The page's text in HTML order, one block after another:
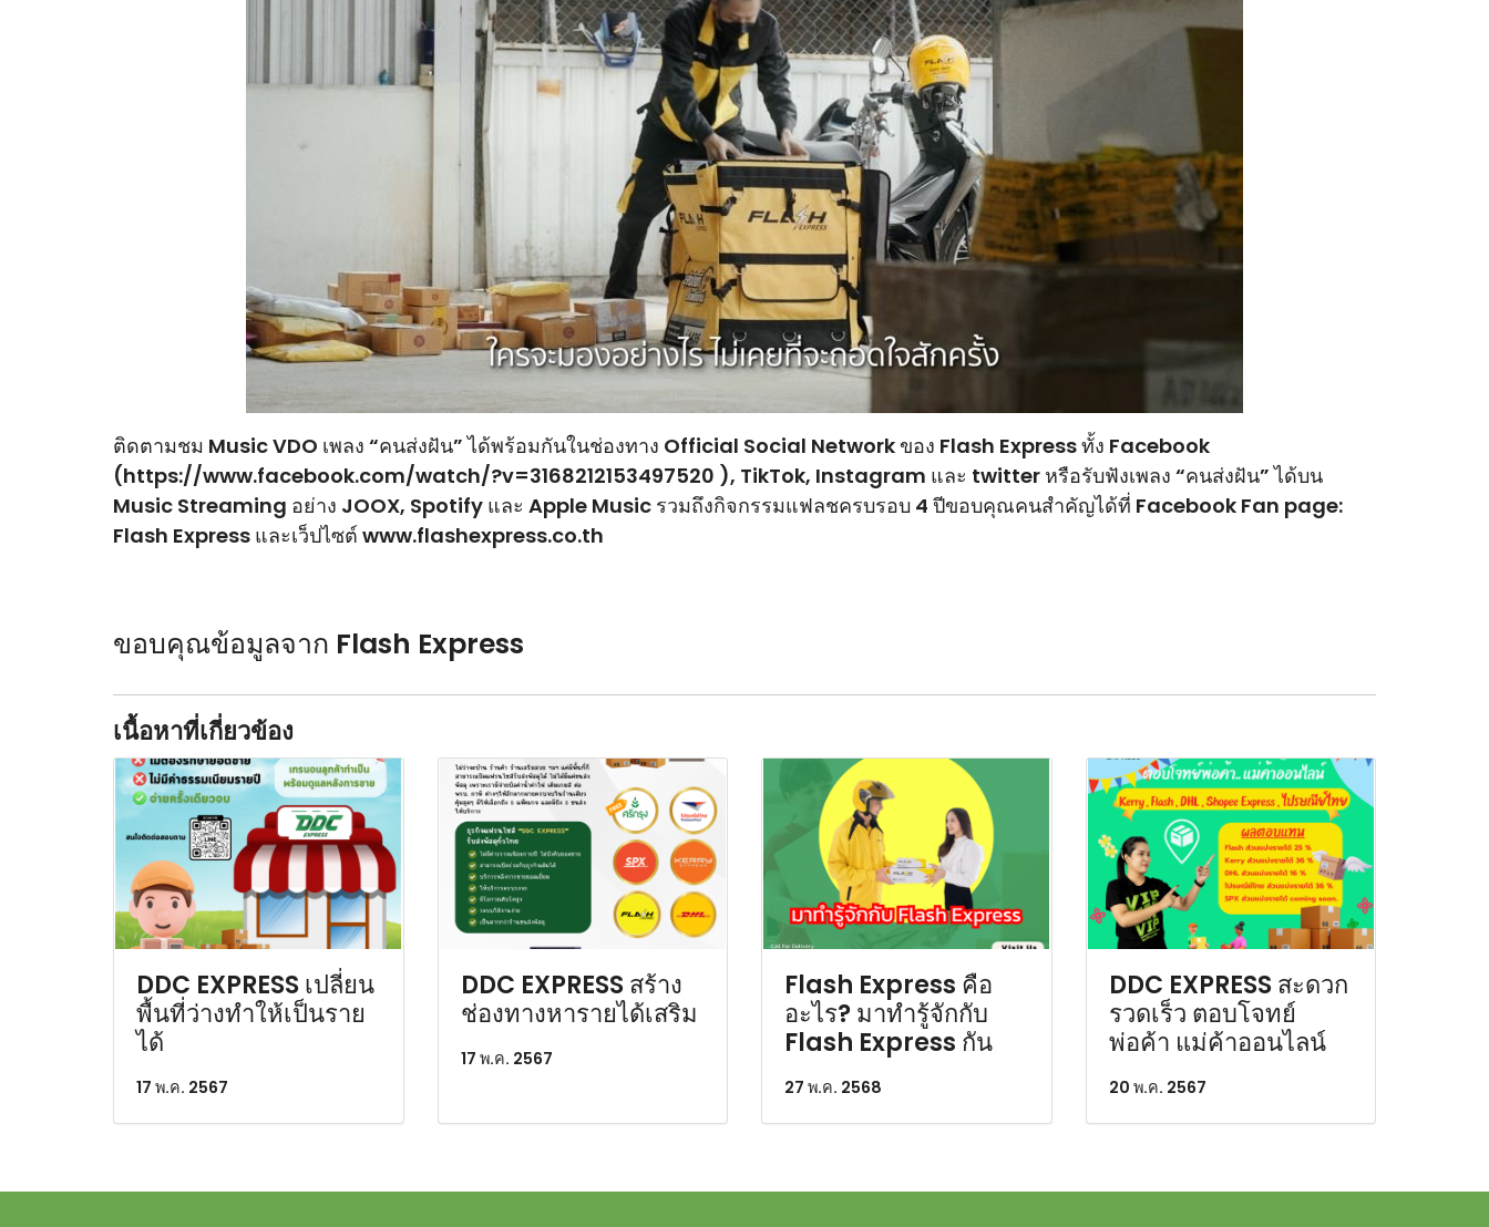
ติดตามชม Music VDO เพลง “คนส่งฝัน” ได้พร้อมกันในช่องทาง Official Social Network ของ Flash Express ทั้ง Facebook
(https://www.facebook.com/watch/?v=3168212153497520 ), TikTok, Instagram และ twitter หรือรับฟังเพลง “คนส่งฝัน” ได้บน
Music Streaming อย่าง JOOX, Spotify และ Apple Music รวมถึงกิจกรรมแฟลชครบรอบ 4 ปีขอบคุณคนสำคัญได้ที่ Facebook Fan page:
Flash Express และเว็ปไซต์www.flashexpress.co.th
ขอบคุณข้อมูลจาก Flash Express
เนื้อหาที่เกี่ยวข้อง
DDC EXPRESS เปลี่ยน
พื้นที่ว่างทำให้เป็นราย
ได้
17 พ.ค. 2567
DDC EXPRESS สร้าง
ช่องทางหารายได้เสริม
17 พ.ค. 2567
Flash Express คือ
อะไร? มาทำรู้จักกับ
Flash Express กัน
27 พ.ค. 2568
DDC EXPRESS สะดวก
รวดเร็ว ตอบโจทย์
พ่อค้า แม่ค้าออนไลน์
20 พ.ค. 2567